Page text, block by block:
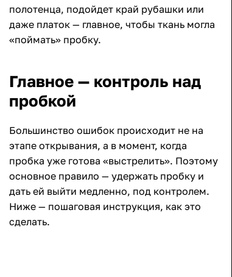
полотенца, подойдет край рубашки или
даже платок — главное, чтобы ткань могла
«поймать» пробку.
Главное — контроль над
пробкой
Большинство ошибок происходит не на
этапе открывания, а в момент, когда
пробка уже готова «выстрелить». Поэтому
основное правило — удержать пробку и
дать ей выйти медленно, под контролем.
Ниже — пошаговая инструкция, как это
сделать.